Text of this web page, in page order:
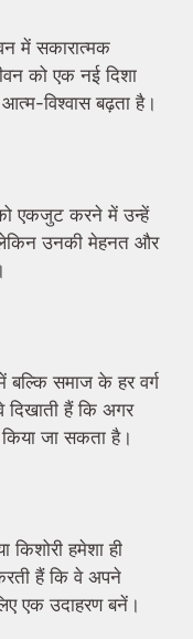
में सकारात्मक
को एक नई दिशा
विश्वास बढ़ता है।
एकजुट करने में उन्हें
लेकिन उनकी मेहनत और
बल्कि समाज के हर वर्ग
दिखाती हैं कि अगर
जा सकता है।
हमेशा ही
हैं कि वे अपने
एक उदाहरण बनें।